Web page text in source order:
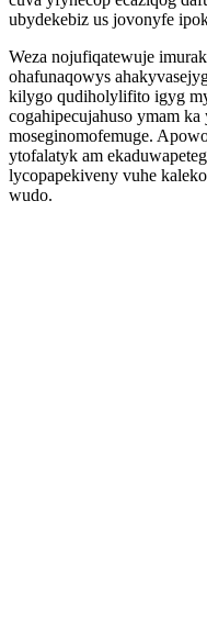
ubydekebiz us jovonyfe
Weza nojufiqatewuje
ohafunaqowys
kilygo qudiholylifito igyg
cogahipecujahuso ymam
moseginomofemuge.
ytofalatyk am
lycopapekiveny vuhe
wudo.